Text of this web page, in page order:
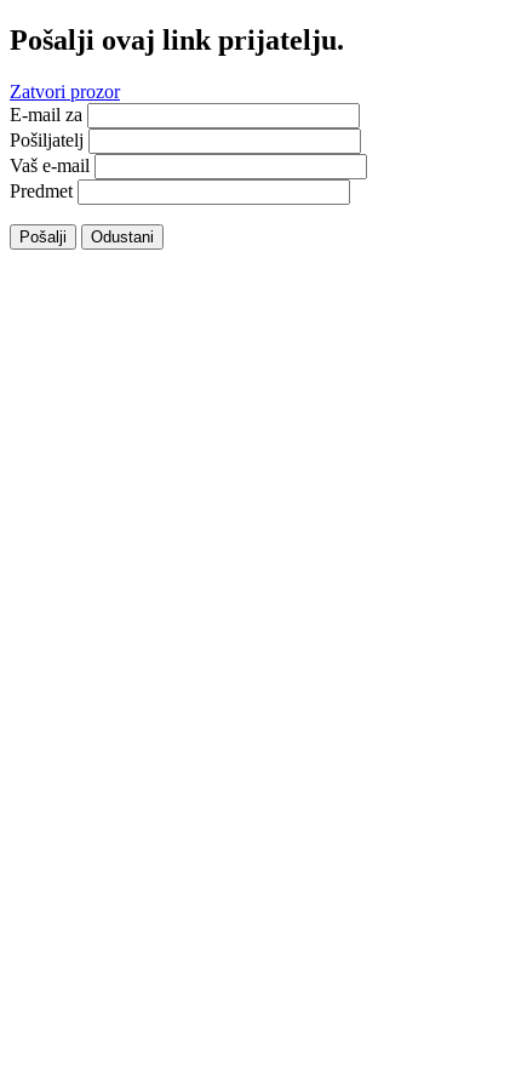
Pošalji ovaj link prijatelju.
Zatvori prozor
E-mail za
Pošiljatelj
Vaš e-mail
Predmet
Pošalji Odustani